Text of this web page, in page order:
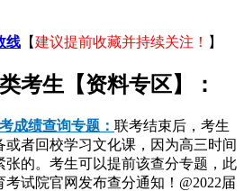
线 【建议提前收藏并持续关注！ 】
考生【资料专区】：
成绩查询专题： 联考结束后，考生
者回校学习文化课，因为高三时间
张的。考生可以提前该查分专题，此
试院官网发布查分通知！@2022届